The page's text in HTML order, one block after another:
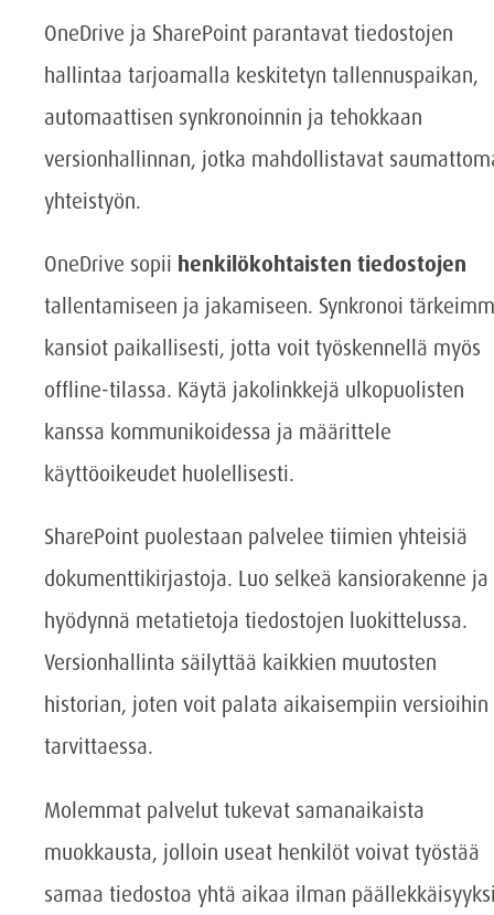
OneDrive ja SharePoint parantavat tiedostojen
hallintaa tarjoamalla keskitetyn tallennuspaikan,
automaattisen synkronoinnin ja tehokkaan
versionhallinnan, jotka mahdollistavat
yhteistyön.
OneDrive sopii henkilökohtaisten tiedostojen
tallentamiseen ja jakamiseen. Synkronoi
kansiot paikallisesti, jotta voit työskennellä myös
offline-tilassa. Käytä jakolinkkejä ulkopuolisten
kanssa kommunikoidessa ja määrittele
käyttöoikeudet huolellisesti.
SharePoint puolestaan palvelee tiimien yhteisiä
dokumenttikirjastoja. Luo selkeä kansiorakenne ja
hyödynnä metatietoja tiedostojen luokittelussa.
Versionhallinta säilyttää kaikkien muutosten
historian, joten voit palata aikaisempiin versioihin
tarvittaessa.
Molemmat palvelut tukevat samanaikaista
muokkausta, jolloin useat henkilöt voivat työstää
samaa tiedostoa yhtä aikaa ilman